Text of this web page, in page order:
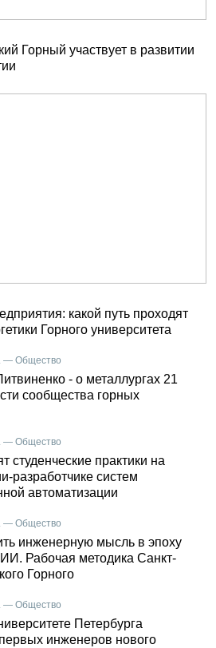
Горный участвует в развитии
какой путь проходят
Горного университета
— Общество
- о металлургах 21
сообщества горных
— Общество
студенческие практики на
разработчике систем
автоматизации
— Общество
инженерную мысль в эпоху
ИИ. Рабочая методика Санкт-
Горного
— Общество
Петербурга
инженеров нового